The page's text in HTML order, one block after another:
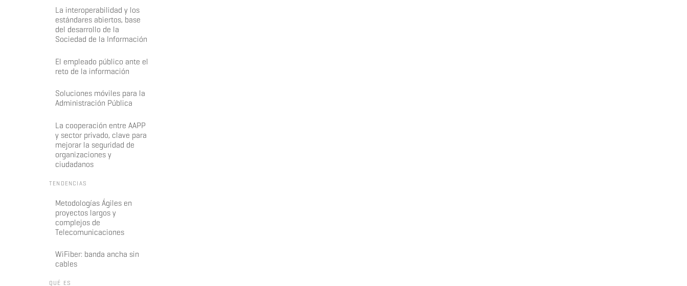
La interoperabilidad y los
estándares abiertos, base
del desarrollo de la
Sociedad de la Información
El empleado público ante el
reto de la información
Soluciones móviles para la
Administración Pública
La cooperación entre AAPP
y sector privado, clave para
mejorar la seguridad de
organizaciones y
ciudadanos
TENDENCIAS
Metodologías Ágiles en
proyectos largos y
complejos de
Telecomunicaciones
WiFiber: banda ancha sin
cables
QUÉ ES